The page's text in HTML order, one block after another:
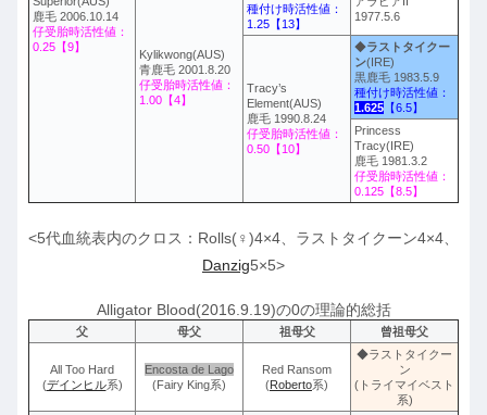
鹿毛 2006.10.14
仔受胎時活性値：
0.25【9】
Kylikwong(AUS)
青鹿毛 2001.8.20
仔受胎時活性値：
1.00【4】
種付け時活性値：
1.25【13】
1977.5.6
Tracy’s
Element(AUS)
鹿毛 1990.8.24
仔受胎時活性値：
0.50【10】
◆ラストタイクー
ン(IRE)
黒鹿毛 1983.5.9
種付け時活性値：
1.625 【6.5】
Princess
Tracy(IRE)
鹿毛 1981.3.2
仔受胎時活性値：
0.125【8.5】
<5代血統表内のクロス：Rolls(♀)4×4、ラストタイクーン4×4、
Danzig5×5>
Alligator Blood(2016.9.19)の0の理論的総括
父 母父 祖母父 曾祖母父
All Too Hard
(デインヒル系)
Encosta de Lago
(Fairy King系)
Red Ransom
(Roberto系)
◆ラストタイクー
ン
(トライマイベスト
系)